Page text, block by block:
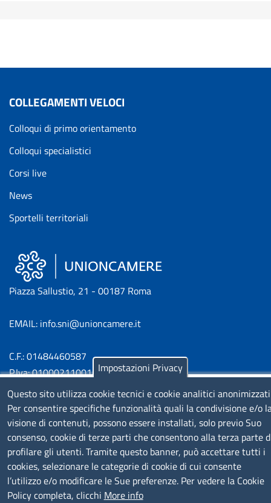
COLLEGAMENTI VELOCI
Colloqui di primo orientamento
Colloqui specialistici
Corsi live
News
Sportelli territoriali
Piazza Sallustio, 21 - 00187 Roma
EMAIL: info.sni@unioncamere.it
C.F.: 01484460587
P.Iva: 01000211001
SERVIZIO REALIZZATO DA
Impostazioni Privacy
Questo sito utilizza cookie tecnici e cookie analitici
Per consentire specifiche funzionalità quali la condivisione e/o
visione di contenuti, possono essere installati, solo previo Suo
consenso, cookie di terze parti che consentono alla terza parte
profilare gli utenti. Tramite questo banner, può accettare tutti i
cookies, selezionare le categorie di cookie di cui consente
l’utilizzo e/o modificare le Sue preferenze. Per vedere la Cookie
Policy completa, clicchi More info